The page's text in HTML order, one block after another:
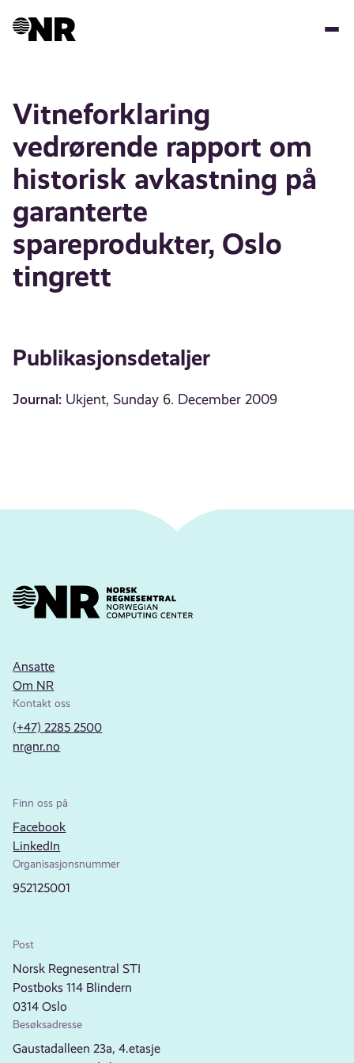
Vitneforklaring
vedrørende rapport om
historisk avkastning på
garanterte
spareprodukter, Oslo
tingrett
Publikasjonsdetaljer
Journal: Ukjent, Sunday 6. December 2009
Ansatte
Om NR
Kontakt oss
(+47) 2285 2500
nr@nr.no
Finn oss på
Facebook
LinkedIn
Organisasjonsnummer
952125001
Post
Norsk Regnesentral STI
Postboks 114 Blindern
0314 Oslo
Besøksadresse
Gaustadalleen 23a, 4.etasje